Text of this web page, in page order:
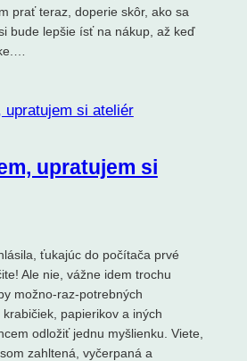
prať teraz, doperie skôr, ako sa
bude lepšie ísť na nákup, až keď
upratujem si
ťukajúc do počítača prvé
Ale nie, vážne idem trochu
možno-raz-potrebných
papierikov a iných
odložiť jednu myšlienku. Viete,
zahltená, vyčerpaná a